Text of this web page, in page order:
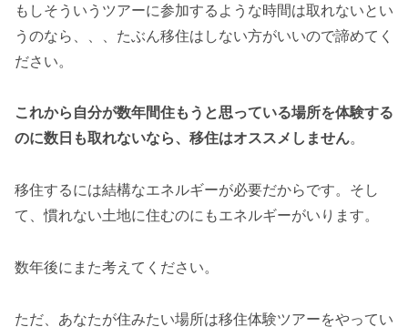
もしそういうツアーに参加するような時間は取れないとい
うのなら、、、たぶん移住はしない方がいいので諦めてく
ださい。
これから自分が数年間住もうと思っている場所を体験する
のに数日も取れないなら、移住はオススメしません。
移住するには結構なエネルギーが必要だからです。そし
て、慣れない土地に住むのにもエネルギーがいります。
数年後にまた考えてください。
ただ、あなたが住みたい場所は移住体験ツアーをやってい